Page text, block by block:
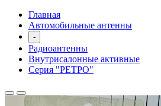
Главная
Автомобильные антенны
-
Радиоантенны
Внутрисалонные активные
Серия "РЕТРО"